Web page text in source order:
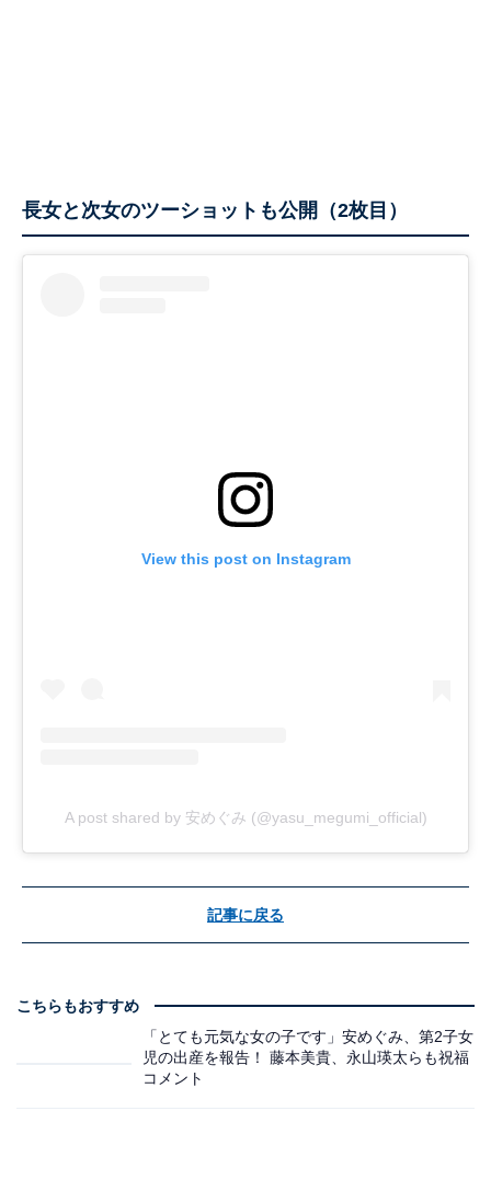
長女と次女のツーショットも公開（2枚目）
View this post on Instagram
A post shared by 安めぐみ (@yasu_megumi_official)
記事に戻る
こちらもおすすめ
「とても元気な女の子です」安めぐみ、第2子女
児の出産を報告！ 藤本美貴、永山瑛太らも祝福
コメント